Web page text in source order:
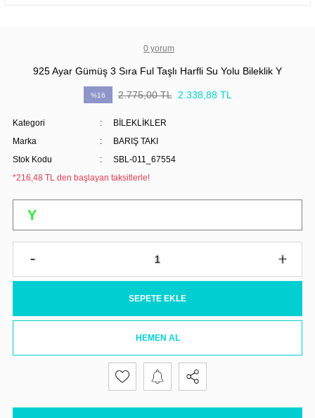
0 yorum
925 Ayar Gümüş 3 Sıra Ful Taşlı Harfli Su Yolu Bileklik Y
%16 2.775,00 TL 2.338,88 TL
Kategori
BİLEKLİKLER
Marka
BARIŞ TAKI
Stok Kodu
SBL-011_67554
*216,48 TL den başlayan taksitlerle!
SEPETE EKLE
HEMEN AL